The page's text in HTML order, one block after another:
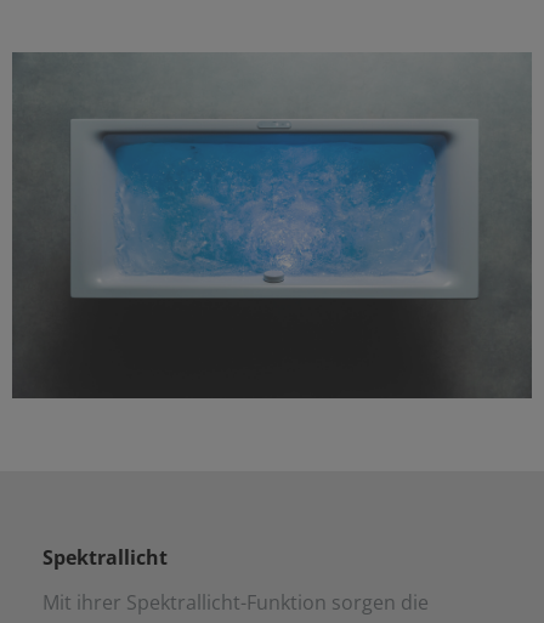
Spektrallicht
Mit ihrer Spektrallicht-Funktion sorgen die